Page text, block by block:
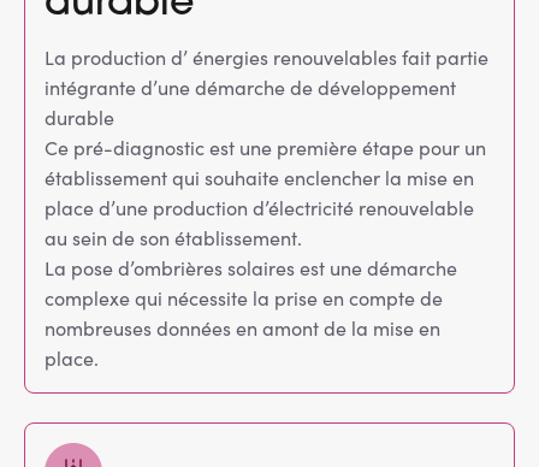
La production d’ énergies renouvelables fait partie
intégrante d’une démarche de développement
durable
Ce pré-diagnostic est une première étape pour un
établissement qui souhaite enclencher la mise en
place d’une production d’électricité renouvelable
au sein de son établissement.
La pose d’ombrières solaires est une démarche
complexe qui nécessite la prise en compte de
nombreuses données en amont de la mise en
place.